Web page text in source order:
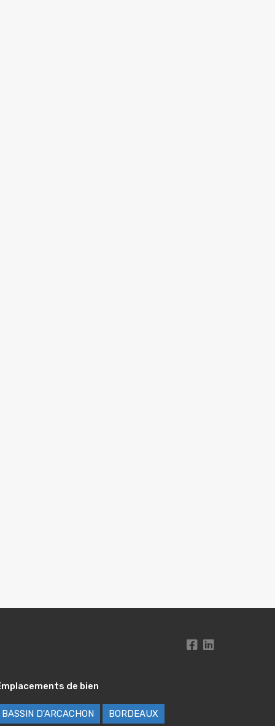
de bien
BASSIN D'ARCACHON BORDEAUX